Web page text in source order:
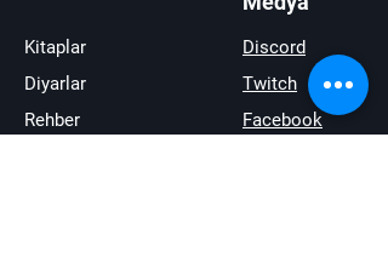
Kitaplar
Diyarlar
Rehber
Discord
Twitch
Facebook